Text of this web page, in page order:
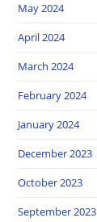
May 2024
April 2024
March 2024
February 2024
January 2024
December 2023
October 2023
September 2023